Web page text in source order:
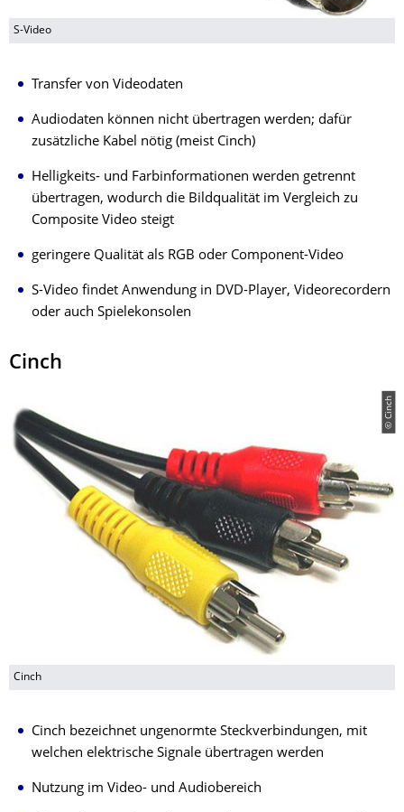
S-Video
Transfer von Videodaten
Audiodaten können nicht übertragen werden; dafür
zusätzliche Kabel nötig (meist Cinch)
Helligkeits- und Farbinformationen werden getrennt
übertragen, wodurch die Bildqualität im Vergleich zu
Composite Video steigt
geringere Qualität als RGB oder Component-Video
S-Video findet Anwendung in DVD-Player, Videorecordern
oder auch Spielekonsolen
Cinch
© Cinch
Cinch
Cinch bezeichnet ungenormte Steckverbindungen, mit
welchen elektrische Signale übertragen werden
Nutzung im Video- und Audiobereich